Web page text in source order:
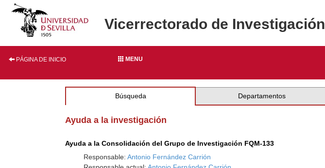
Vicerrectorado de Investigación
PÁGINA DE INICIO MENU
Búsqueda Departamentos
Ayuda a la investigación
Ayuda a la Consolidación del Grupo de Investigación FQM-133
Responsable:Antonio Fernández Carrión